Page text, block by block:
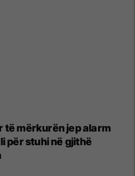
të mërkurën jep alarm
për stuhi në gjithë